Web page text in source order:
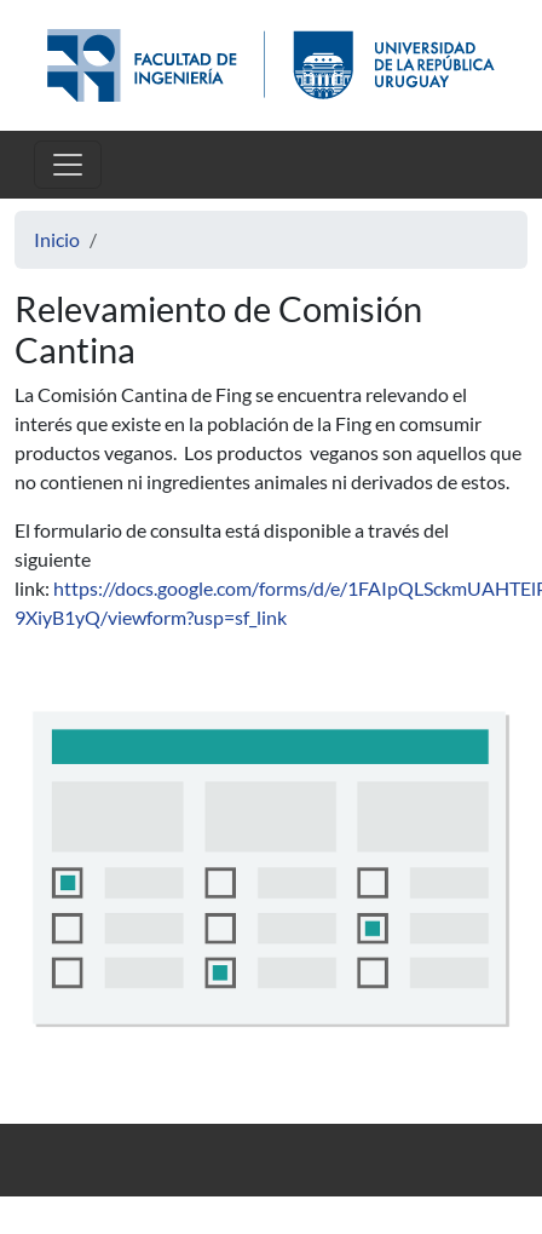
Inicio
Relevamiento de Comisión
Cantina
La Comisión Cantina de Fing se encuentra relevando el
interés que existe en la población de la Fing en comsumir
productos veganos. Los productos veganos son aquellos que
no contienen ni ingredientes animales ni derivados de estos.
El formulario de consulta está disponible a través del
siguiente
link: https://docs.google.com/forms/d/e/
9XiyB1yQ/viewform?usp=sf_link